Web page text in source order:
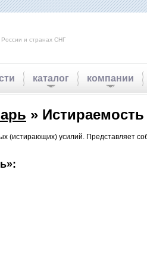
России и странах СНГ
каталог компании
» Истираемость
(истирающих) усилий. Представляет